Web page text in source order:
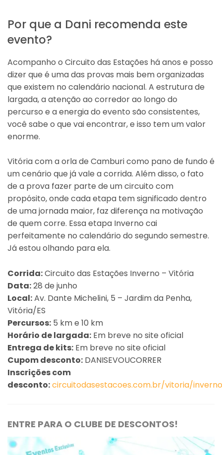
Por que a Dani recomenda este
evento?
Acompanho o Circuito das Estações há anos e posso
dizer que é uma das provas mais bem organizadas
que existem no calendário nacional. A estrutura de
largada, a atenção ao corredor ao longo do
percurso e a energia do evento são consistentes,
você sabe o que vai encontrar, e isso tem um valor
enorme.
Vitória com a orla de Camburi como pano de fundo é
um cenário que já vale a corrida. Além disso, o fato
de a prova fazer parte de um circuito com
propósito, onde cada etapa tem significado dentro
de uma jornada maior, faz diferença na motivação
de quem corre. Essa etapa Inverno cai
perfeitamente no calendário do segundo semestre.
Já estou olhando para ela.
Corrida:Circuito das Estações Inverno – Vitória
Data:28 de junho
Local:Av. Dante Michelini, 5 – Jardim da Penha,
Vitória/ES
Percursos: 5 km e 10 km
Horário de largada: Em breve no site oficial
Entrega de kits: Em breve no site oficial
Cupom desconto: DANISEVOUCORRER
Inscrições com
desconto:circuitodasestacoes.com.br/vitoria/inverno
ENTRE PARA O CLUBE DE DESCONTOS!